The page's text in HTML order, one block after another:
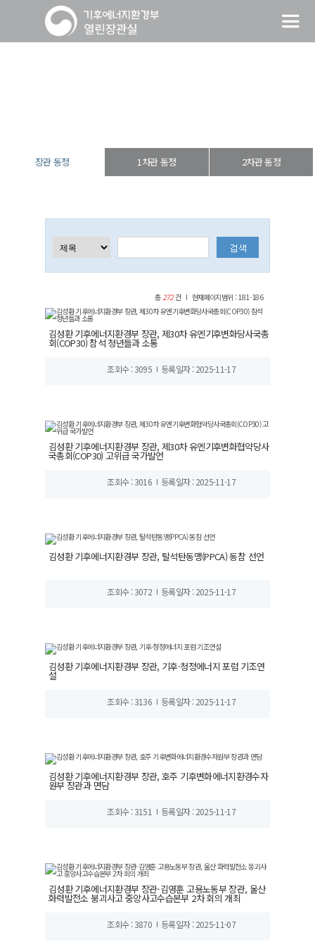
장관 동정 1차관 동정 2차관 동정
총272건 현재페이지범위 : 181-186
김성환 기후에너지환경부 장관, 제30차 유엔기후변화당사국총
회(COP30) 참석 청년들과 소통
조회수 : 3095 등록일자 : 2025-11-17
김성환 기후에너지환경부 장관, 제30차 유엔기후변화협약당사
국총회(COP30) 고위급 국가발언
조회수 : 3016 등록일자 : 2025-11-17
김성환 기후에너지환경부 장관, 탈석탄동맹(PPCA) 동참 선언
조회수 : 3072 등록일자 : 2025-11-17
김성환 기후에너지환경부 장관, 기후·청정에너지 포럼 기조연
설
조회수 : 3136 등록일자 : 2025-11-17
김성환 기후에너지환경부 장관, 호주 기후변화에너지환경수자
원부 장관과 면담
조회수 : 3151 등록일자 : 2025-11-17
김성환 기후에너지환경부 장관-김영훈 고용노동부 장관, 울산
화력발전소 붕괴사고 중앙사고수습본부 2차 회의 개최
조회수 : 3870 등록일자 : 2025-11-07